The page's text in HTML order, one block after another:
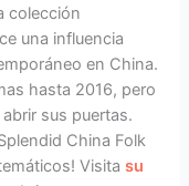
colección
una influencia
en China.
hasta 2016, pero
sus puertas.
China Folk
Visitasu